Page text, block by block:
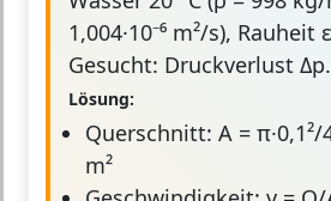
1,004·10⁻⁶ m²/s), Rauheit
Gesucht: Druckverlust Δp.
Lösung:
Querschnitt: A = π·0,1²/
m²